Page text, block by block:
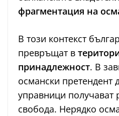
фрагментация на
В този контекст
превръщат в
принадлежност. В
османски претендент
управници получават
свобода. Нерядко